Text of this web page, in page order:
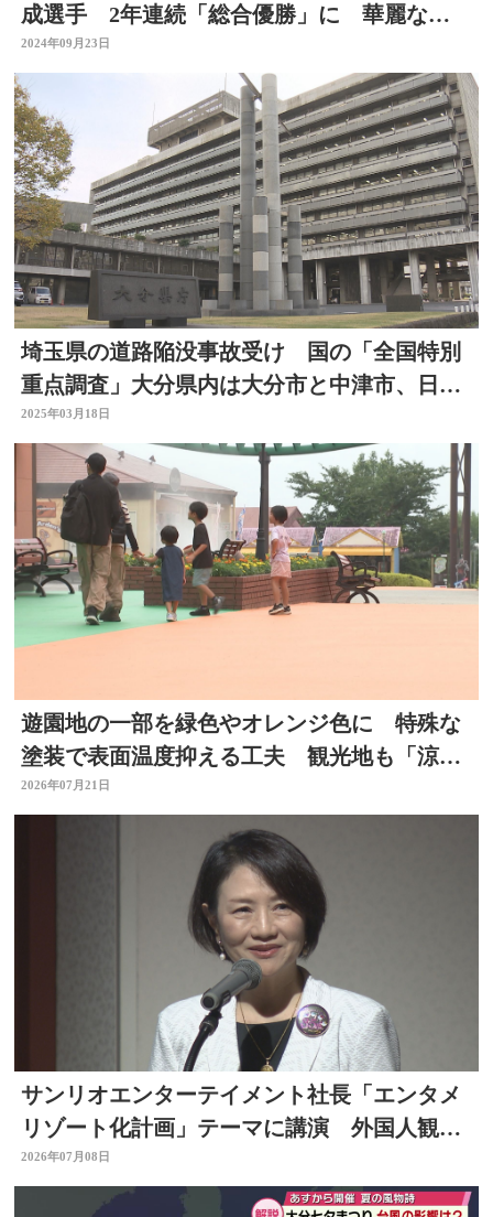
成選手 2年連続「総合優勝」に 華麗なパ
フォーマンス披露
2024年09月23日
埼玉県の道路陥没事故受け 国の「全国特別
重点調査」大分県内は大分市と中津市、日田
市で下水道管調査へ
2025年03月18日
遊園地の一部を緑色やオレンジ色に 特殊な
塗装で表面温度抑える工夫 観光地も「涼」
PRで集客図る 大分
2026年07月21日
サンリオエンターテイメント社長「エンタメ
リゾート化計画」テーマに講演 外国人観光
客の呼び込みも 大分
2026年07月08日